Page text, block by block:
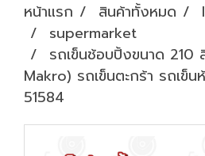
หน้าแรก สินค้าทั้งหมด
supermarket
รถเข็นช้อบปิ้งขนาด 210
Makro) รถเข็นตะกร้า รถเข็
51584